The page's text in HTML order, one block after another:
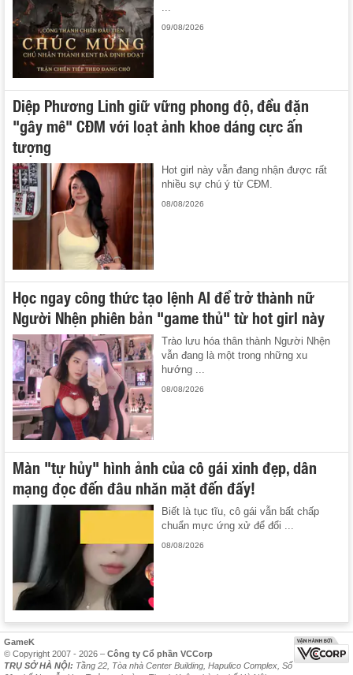
09/08/2026
Diệp Phương Linh giữ vững phong độ, đều đặn
"gây mê" CĐM với loạt ảnh khoe dáng cực ấn
tượng
Hot girl này vẫn đang nhận được rất
nhiều sự chú ý từ CĐM.
08/08/2026
Học ngay công thức tạo lệnh AI để trở thành nữ
Người Nhện phiên bản "game thủ" từ hot girl này
Trào lưu hóa thân thành Người Nhện
vẫn đang là một trong những xu
hướng ...
08/08/2026
Màn "tự hủy" hình ảnh của cô gái xinh đẹp, dân
mạng đọc đến đâu nhăn mặt đến đấy!
Biết là tục tĩu, cô gái vẫn bất chấp
chuẩn mực ứng xử để đổi ...
08/08/2026
GameK
© Copyright 2007 - 2026 – Công ty Cổ phần VCCorp
TRỤ SỞ HÀ NỘI: Tầng 22, Tòa nhà Center Building, Hapulico Complex, Số